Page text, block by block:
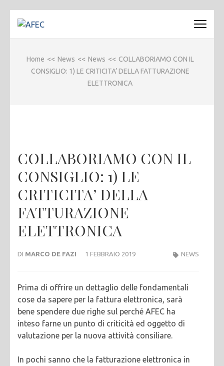
invio)
Home << News << News << COLLABORIAMO CON IL
CONSIGLIO: 1) LE CRITICITA’ DELLA FATTURAZIONE
ELETTRONICA
COLLABORIAMO CON IL
CONSIGLIO: 1) LE
CRITICITA’ DELLA
FATTURAZIONE
ELETTRONICA
DI MARCO DE FAZI 1 FEBBRAIO 2019 NEWS
Prima di offrire un dettaglio delle fondamentali
cose da sapere per la fattura elettronica, sarà
bene spendere due righe sul perché AFEC ha
inteso farne un punto di criticità ed oggetto di
valutazione per la nuova attività consiliare.
In pochi sanno che la fatturazione elettronica in